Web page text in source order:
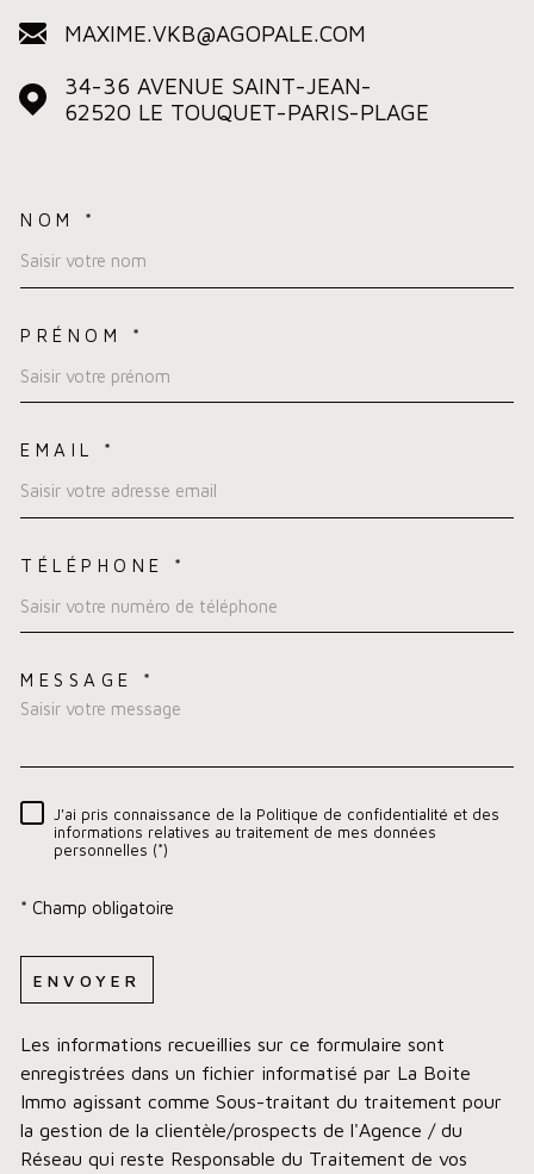
MAXIME.VKB@AGOPALE.COM
34-36 AVENUE SAINT-JEAN-
62520
LE TOUQUET-PARIS-PLAGE
NOM *
PRÉNOM *
EMAIL *
TÉLÉPHONE *
MESSAGE *
RÈGLEMENTATION
J'ai pris connaissance de la Politique de confidentialité et des
informations relatives au traitement de mes données
personnelles (*)
* Champ obligatoire
ENVOYER
Les informations recueillies sur ce formulaire sont
enregistrées dans un fichier informatisé par La Boite
Immo agissant comme Sous-traitant du traitement pour
la gestion de la clientèle/prospects de l'Agence / du
Réseau qui reste Responsable du Traitement de vos